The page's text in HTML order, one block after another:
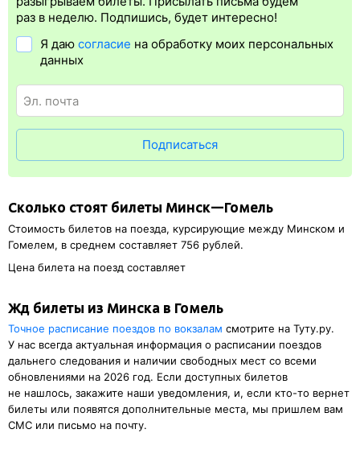
упрощает жизнь пассажиру. Её преимущество в том, что
бланке. Электронная регистрациядоступна почти для всех
заказов,исключение составляют поезда
личности, указанный в электронном ж/д билете. А в случае
отсутствия электронной регистрации еще и распечатка
посадочного купона.
раз в неделю. Подпишись, будет интересно!
Я даю согласие на обработку моих персональных
данных
Подписаться
Сколько стоят билеты Минск—Гомель
Стоимость билетов на поезда, курсирующие между Минском и
Гомелем, в среднем составляет 756 рублей.
Цена билета на поезд составляет
Жд билеты из Минска в Гомель
Точное расписание поездов по вокзалам смотрите на Туту.ру.
У нас всегда актуальная информация о расписании поездов
дальнего следования и наличии свободных мест со всеми
обновлениями на 2026 год. Если доступных билетов
не нашлось, закажите наши уведомления, и, если кто-то вернет
билеты или появятся дополнительные места, мы пришлем вам
СМС или письмо на почту.